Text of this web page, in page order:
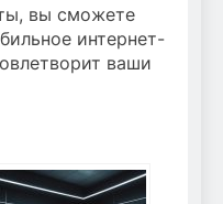
вы сможете
интернет-
ваши